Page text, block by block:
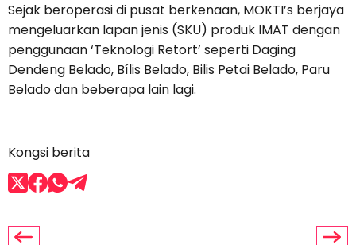
Sejak beroperasi di pusat berkenaan, MOKTI’s berjaya
mengeluarkan lapan jenis (SKU) produk IMAT dengan
penggunaan ‘Teknologi Retort’ seperti Daging
Dendeng Belado, Bílis Belado, Bilis Petai Belado, Paru
Belado dan beberapa lain lagi.
Kongsi berita